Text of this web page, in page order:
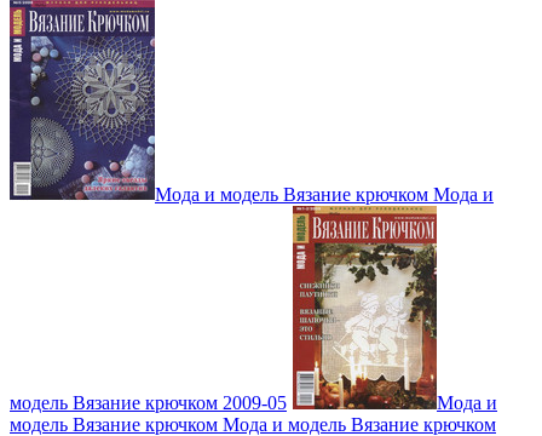
Мода и модель Вязание крючком Мода и
модель Вязание крючком 2009-05
Мода и
модель Вязание крючком Мода и модель Вязание крючком